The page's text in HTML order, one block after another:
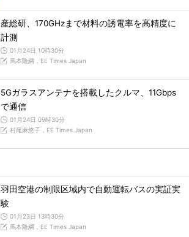
産総研、170GHzまで材料の誘電率を高精度に
計測
01月24日 10時30分
馬本隆綱，EE Times Japan
5Gガラスアンテナを搭載したクルマ、11Gbps
で通信
01月24日 09時30分
村尾麻悠子，EE Times Japan
羽田空港の制限区域内で自動運転バスの実証実
験
01月23日 13時30分
馬本隆綱，EE Times Japan